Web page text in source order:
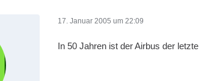
17. Januar 2005 um 22:09
In 50 Jahren ist der Airbus der